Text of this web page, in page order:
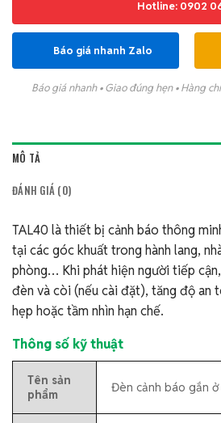
Hotline: 0902
Báo giá nhanh Zalo
Báo giá nhanh • Giao đúng hẹn • Hàng
MÔ TẢ
ĐÁNH GIÁ (0)
TAL40 là thiết bị cảnh báo thông
tại các góc khuất trong hành lang,
phòng… Khi phát hiện người tiếp
đèn và còi (nếu cài đặt), tăng độ an
hẹp hoặc tầm nhìn hạn chế.
Thông số kỹ thuật
Tên sản
phẩm
Đèn cảnh báo gắn ở